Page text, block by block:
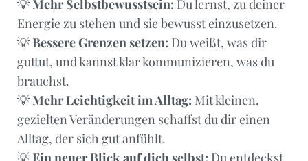
💡Mehr Selbstbewusstsein: Du lernst, zu deiner
Energie zu stehen und sie bewusst einzusetzen.
💡Bessere Grenzen setzen: Du weißt, was dir
guttut, und kannst klar kommunizieren, was du
brauchst.
💡Mehr Leichtigkeit im Alltag: Mit kleinen,
gezielten Veränderungen schaffst du dir einen
Alltag, der sich gut anfühlt.
💡Ein neuer Blick auf dich selbst: Du entdeckst